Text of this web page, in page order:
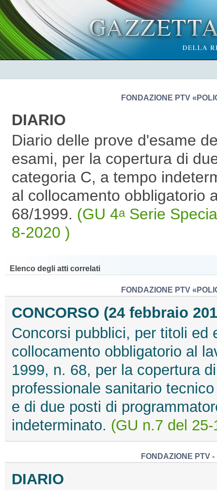
FONDAZIONE PTV
DIARIO
Diario delle prove d'esame
esami, per la copertura di
categoria C, a tempo
al collocamento obbligatorio
68/1999. (GU 4aSerie
8-2020 )
Elenco degli atti correlati
FONDAZIONE PTV
CONCORSO (24 febbraio
Concorsi pubblici, per titoli ed
collocamento obbligatorio al
1999, n. 68, per la copertura
professionale sanitario
e di due posti di
indeterminato. (GU n.7 del
FONDAZIONE PTV
DIARIO